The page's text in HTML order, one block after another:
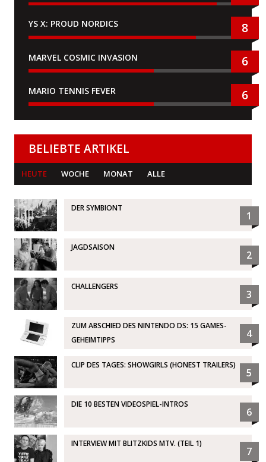
YS X: PROUD NORDICS 8
MARVEL COSMIC INVASION 6
MARIO TENNIS FEVER 6
BELIEBTE ARTIKEL
HEUTE WOCHE MONAT ALLE
DER SYMBIONT
1
JAGDSAISON
2
CHALLENGERS
3
ZUM ABSCHIED DES NINTENDO DS: 15 GAMES-
GEHEIMTIPPS
4
CLIP DES TAGES: SHOWGIRLS (HONEST TRAILERS)
5
DIE 10 BESTEN VIDEOSPIEL-INTROS
6
INTERVIEW MIT BLITZKIDS MTV. (TEIL 1)
7